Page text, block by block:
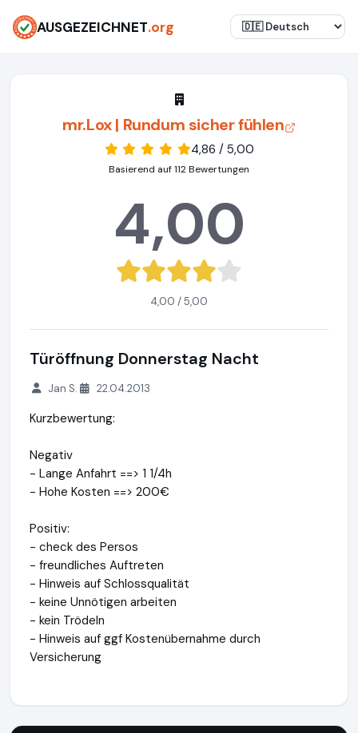
AUSGEZEICHNET.org
mr.Lox | Rundum sicher fühlen
4,86 / 5,00
Basierend auf 112 Bewertungen
4,00
4,00 / 5,00
Türöffnung Donnerstag Nacht
Jan S. 22.04.2013
Kurzbewertung:
Negativ
- Lange Anfahrt ==> 1 1/4h
- Hohe Kosten ==> 200€
Positiv:
- check des Persos
- freundliches Auftreten
- Hinweis auf Schlossqualität
- keine Unnötigen arbeiten
- kein Trödeln
- Hinweis auf ggf Kostenübernahme durch
Versicherung